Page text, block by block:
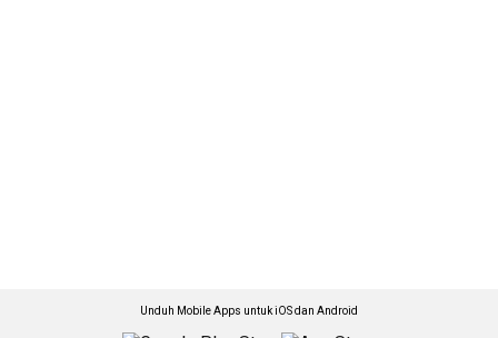
Unduh Mobile Apps untuk iOS dan Android